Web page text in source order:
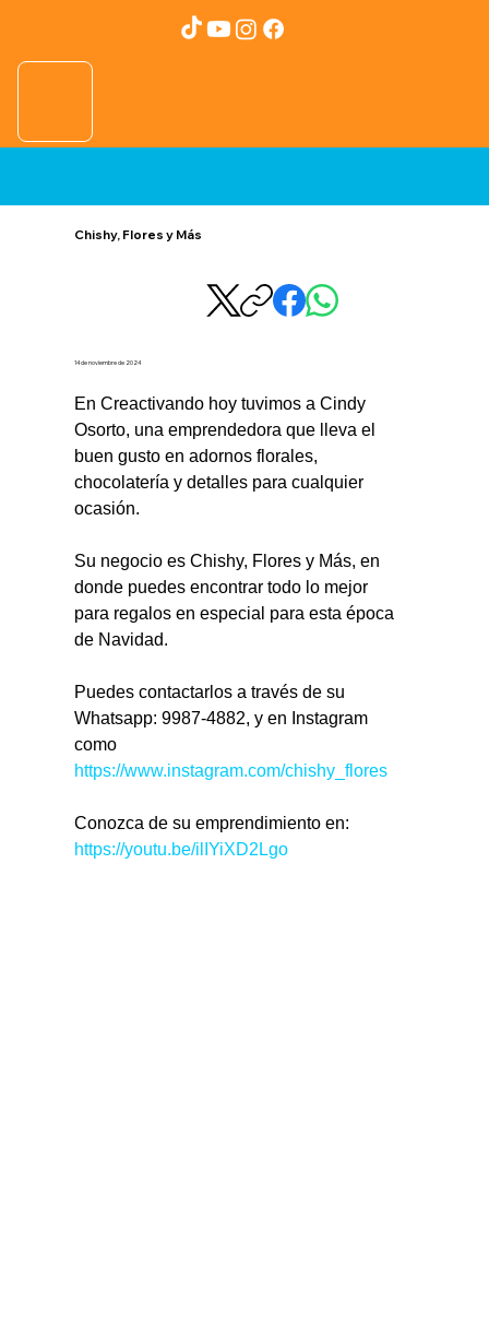
Chishy, Flores y Más
14 de noviembre de 2024
En Creactivando hoy tuvimos a Cindy
Osorto, una emprendedora que lleva el
buen gusto en adornos florales,
chocolatería y detalles para cualquier
ocasión.
Su negocio es Chishy, Flores y Más, en
donde puedes encontrar todo lo mejor
para regalos en especial para esta época
de Navidad.
Puedes contactarlos a través de su
Whatsapp: 9987-4882, y en Instagram
como
https://www.instagram.com/chishy_flores
Conozca de su emprendimiento en:
https://youtu.be/ilIYiXD2Lgo